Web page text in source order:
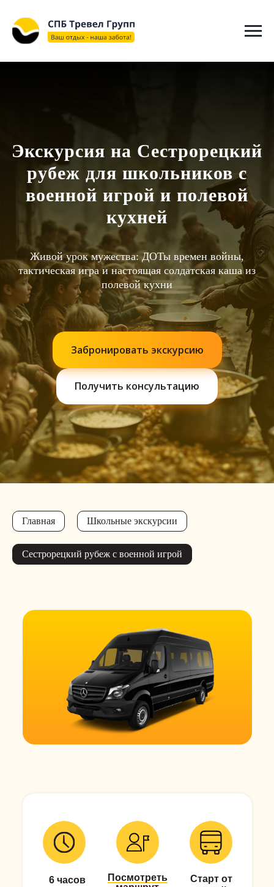
"СПБ ТРЕВЕЛ ГРУПП", "url": "https://spbtravelgroup.ru/",
"potentialAction": { "@type": "SearchAction", "target":
"https://spbtravelgroup.ru/search?q={search_term_string}", "query-
Экскурсия на Сестрорецкий
рубеж для школьников с
военной игрой и полевой
кухней
Живой урок мужества: ДОТы времен войны,
тактическая игра и настоящая солдатская каша из
полевой кухни
Забронировать экскурсию
Получить консультацию
Главная Школьные экскурсии
Сестрорецкий рубеж с военной игрой
Старт от
Посмотреть
6 часов